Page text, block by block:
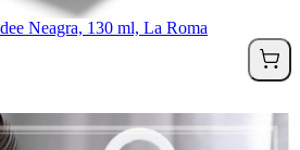
Neagra, 130 ml, La Roma